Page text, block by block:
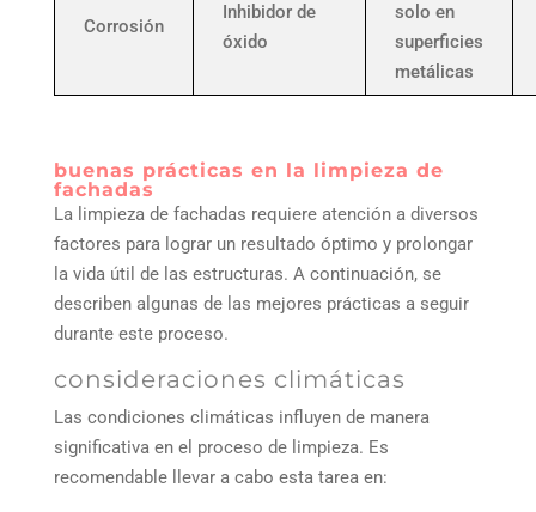
Corrosión
Inhibidor de
óxido
solo en
superficies
metálicas
buenas prácticas en la limpieza de
fachadas
La limpieza de fachadas requiere atención a diversos
factores para lograr un resultado óptimo y prolongar
la vida útil de las estructuras. A continuación, se
describen algunas de las mejores prácticas a seguir
durante este proceso.
consideraciones climáticas
Las condiciones climáticas influyen de manera
significativa en el proceso de limpieza. Es
recomendable llevar a cabo esta tarea en: